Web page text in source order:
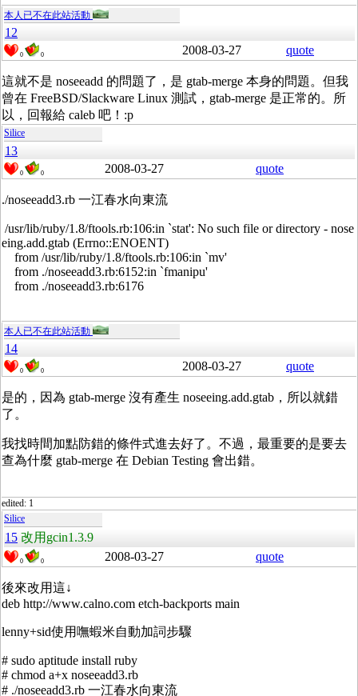
本人已不在此站活動
12
0 0 2008-03-27 quote
這就不是 noseeadd 的問題了，是 gtab-merge 本身的問題。但我
曾在 FreeBSD/Slackware Linux 測試，gtab-merge 是正常的。所
以，回報給 caleb 吧！:p
Silice
13
0 0 2008-03-27 quote
./noseeadd3.rb 一江春水向東流
/usr/lib/ruby/1.8/ftools.rb:106:in `stat': No such file or directory - nose
eing.add.gtab (Errno::ENOENT)
from /usr/lib/ruby/1.8/ftools.rb:106:in `mv'
from ./noseeadd3.rb:6152:in `fmanipu'
from ./noseeadd3.rb:6176
本人已不在此站活動
14
0 0 2008-03-27 quote
是的，因為 gtab-merge 沒有產生 noseeing.add.gtab，所以就錯
了。
我找時間加點防錯的條件式進去好了。不過，最重要的是要去
查為什麼 gtab-merge 在 Debian Testing 會出錯。
edited: 1
Silice
15 改用gcin1.3.9
0 0 2008-03-27 quote
後來改用這↓
deb http://www.calno.com etch-backports main
lenny+sid使用嘸蝦米自動加詞步驟
# sudo aptitude install ruby
# chmod a+x noseeadd3.rb
# ./noseeadd3.rb 一江春水向東流